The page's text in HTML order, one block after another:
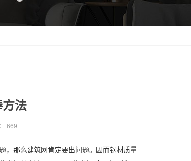
方法
669
，那么建筑网肯定要出问题。因而钢材质量